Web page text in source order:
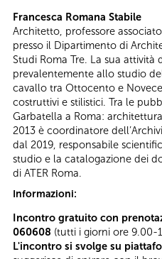
Francesca Romana Stabile
Architetto, professore
presso il Dipartimento di
Studi Roma Tre. La sua attività
prevalentemente allo studio
cavallo tra Ottocento e
costruttivi e stilistici. Tra le
Garbatella a Roma:
2013 è coordinatore
dal 2019, responsabile
studio e la catalogazione dei
di ATER Roma.
Informazioni:
Incontro gratuito con
060608 (tutti i giorni ore 9.00-
L'incontro si svolge su